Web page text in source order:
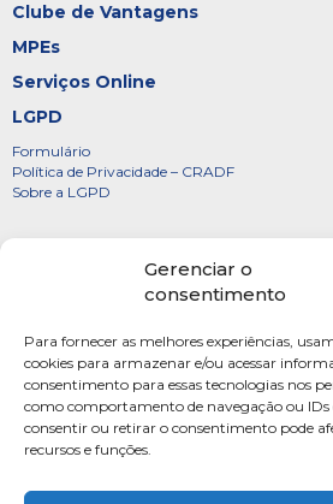
Gerenciar o
consentimento
Para fornecer as melhores experiências,
cookies para armazenar e/ou acessar
consentimento para essas tecnologias nos
como comportamento de navegação ou IDs
consentir ou retirar o consentimento pode
recursos e funções.
Clube de Vantagens
MPEs
Serviços Online
LGPD
Formulário
Política de Privacidade – CRADF
Sobre a LGPD
Diretoria
FOTOS
Webmail
Artigos
Escritores do Sistema